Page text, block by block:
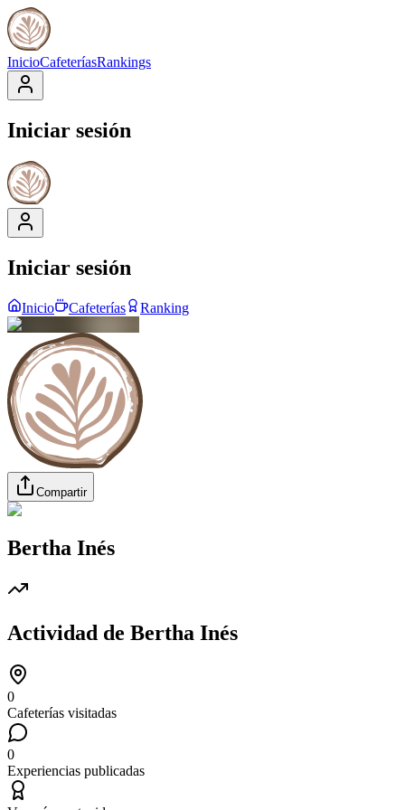
InicioCafeteríasRankings
Iniciar sesión
Iniciar sesión
Inicio Cafeterías Ranking
Compartir
Bertha Inés
Actividad de Bertha Inés
0
Cafeterías visitadas
0
Experiencias publicadas